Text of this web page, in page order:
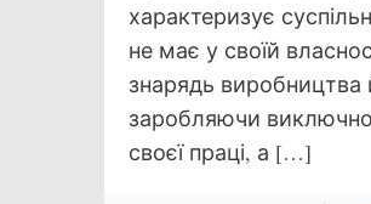
характеризує
не має у своїй
знарядь виробництва
заробляючи
своєї праці, а […]